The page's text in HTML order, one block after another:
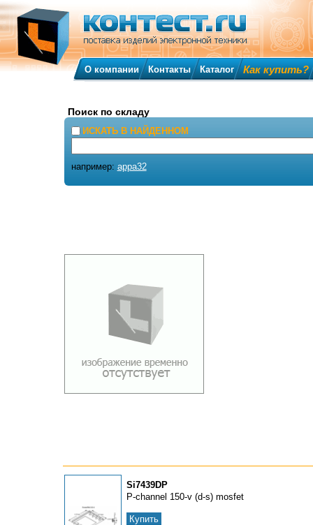
Si7439DP
P-channel 150-v (d-s) mosfet
Купить
О компании Контакты Каталог Как купить?
Поиск по складу
ИСКАТЬ В НАЙДЕННОМ
например: appa32